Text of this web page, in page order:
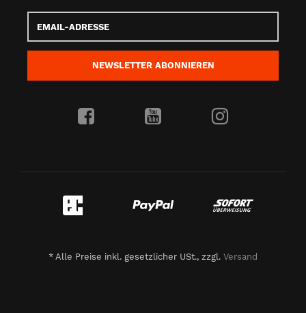
Adresse
NEWSLETTER ABONNIEREN
* Alle Preise inkl. gesetzlicher USt., zzgl. Versand